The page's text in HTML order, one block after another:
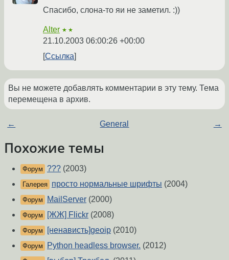
Спасибо, слона-то яи не заметил. :))
Alter ★★
21.10.2003 06:00:26 +00:00
Ссылка
Вы не можете добавлять комментарии в эту тему. Тема
перемещена в архив.
← General →
Похожие темы
Форум ??? (2003)
Галерея просто нормальные шрифты (2004)
Форум MailServer (2000)
Форум [ЖЖ] Flickr (2008)
Форум [ненависть]geoip (2010)
Форум Python headless browser. (2012)